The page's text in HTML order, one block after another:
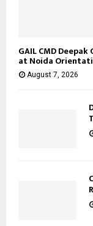
GAIL CMD
at Noida
August 7, 2026